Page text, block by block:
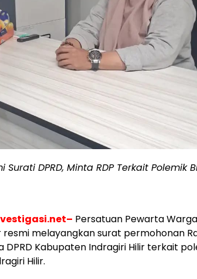
Surati DPRD, Minta RDP Terkait Polemik
Persatuan Pewarta
resmi melayangkan surat permohonan
DPRD Kabupaten Indragiri Hilir terkait
Hilir.